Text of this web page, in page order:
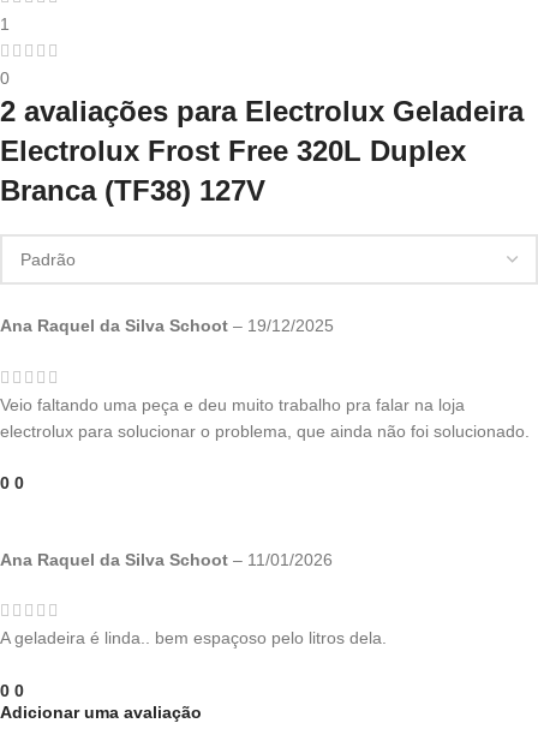
1
0
2 avaliações para Electrolux Geladeira
Electrolux Frost Free 320L Duplex
Branca (TF38) 127V
Ana Raquel da Silva Schoot – 19/12/2025
Veio faltando uma peça e deu muito trabalho pra falar na loja
electrolux para solucionar o problema, que ainda não foi solucionado.
0 0
Ana Raquel da Silva Schoot – 11/01/2026
A geladeira é linda.. bem espaçoso pelo litros dela.
0 0
Adicionar uma avaliação